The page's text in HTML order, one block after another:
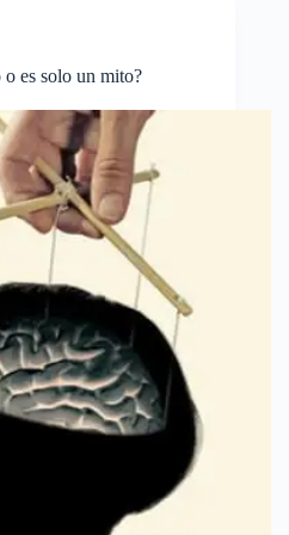
o es solo un mito?